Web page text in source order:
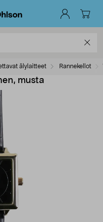
älylaitteet Rannekellot
musta